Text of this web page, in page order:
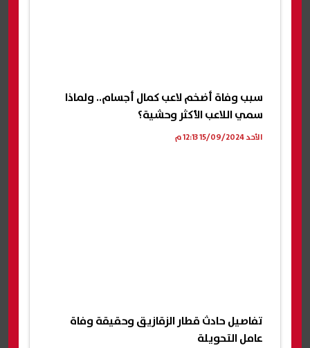
سبب وفاة أضخم لاعب كمال أجسام.. ولماذا
سمي اللاعب الأكثر وحشية؟
الأحد 15/09/2024 12:13 م
تفاصيل حادث قطار الزقازيق وحقيقة وفاة
عامل التحويلة